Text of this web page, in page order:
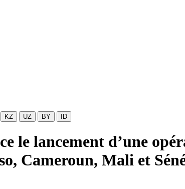
KZ UZ BY ID
le lancement d’une
Cameroun, Mali et